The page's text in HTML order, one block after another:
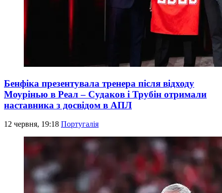
Бенфіка презентувала тренера після відходу
Моурінью в Реал – Судаков і Трубін отримали
наставника з досвідом в АПЛ
12 червня, 19:18 Португалія